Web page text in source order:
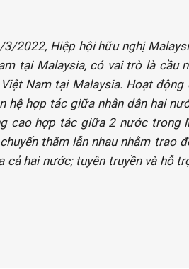
2022, Hiệp hội hữu nghị
tại Malaysia, có vai trò là cầu
Nam tại Malaysia. Hoạt động
hệ hợp tác giữa nhân dân hai
cao hợp tác giữa 2 nước trong
thăm lẫn nhau nhằm trao
hai nước; tuyên truyền và hỗ